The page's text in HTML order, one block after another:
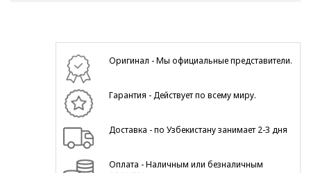
Оригинал - Мы официальные представители.
Гарантия - Действует по всему миру.
Доставка - по Узбекистану занимает 2-3 дня
Оплата - Наличным или безналичным